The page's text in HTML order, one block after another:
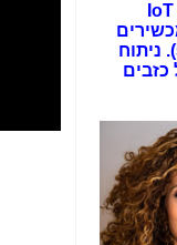
: לשוק העסקי המפעיל IoT
ולכ-600 אלף בעלי "מכשירים
כשרים", כאשר "ועדת הרבנים" מתנגדת בתוקף למעבר לדור 4 (וכמובן מתנגדת בחריפות למעבר לדור 5). ניתוח